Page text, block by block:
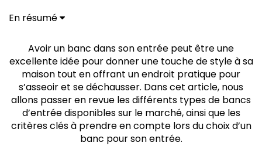
En résumé
Comment choisir le bon banc d'entrée
Où placer son banc d'entrée
Comment décorer son banc d'entrée
Kenapa Harus Main di SLOT88?
Keuntungan Eksklusif Buat Member SLOT88
Trik Rahasia Biar Menang Terus di SLOT88
Cara Daftar dan Mulai Main Sekarang!
Avoir un banc dans son entrée peut être une
excellente idée pour donner une touche de style à sa
maison tout en offrant un endroit pratique pour
s’asseoir et se déchausser. Dans cet article, nous
allons passer en revue les différents types de bancs
d’entrée disponibles sur le marché, ainsi que les
critères clés à prendre en compte lors du choix d’un
banc pour son entrée.